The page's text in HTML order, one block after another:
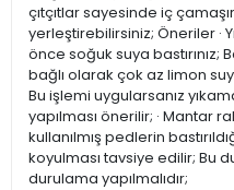
çıtçıtlar sayesinde iç
yerleştirebilirsiniz; Öneriler ·
önce soğuk suya bastırınız;
bağlı olarak çok az limon
Bu işlemi uygularsanız
yapılması önerilir; · Mantar
kullanılmış pedlerin
koyulması tavsiye edilir; Bu
durulama yapılmalıdır;